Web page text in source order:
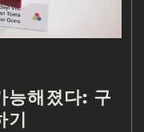
능해졌다: 구
기